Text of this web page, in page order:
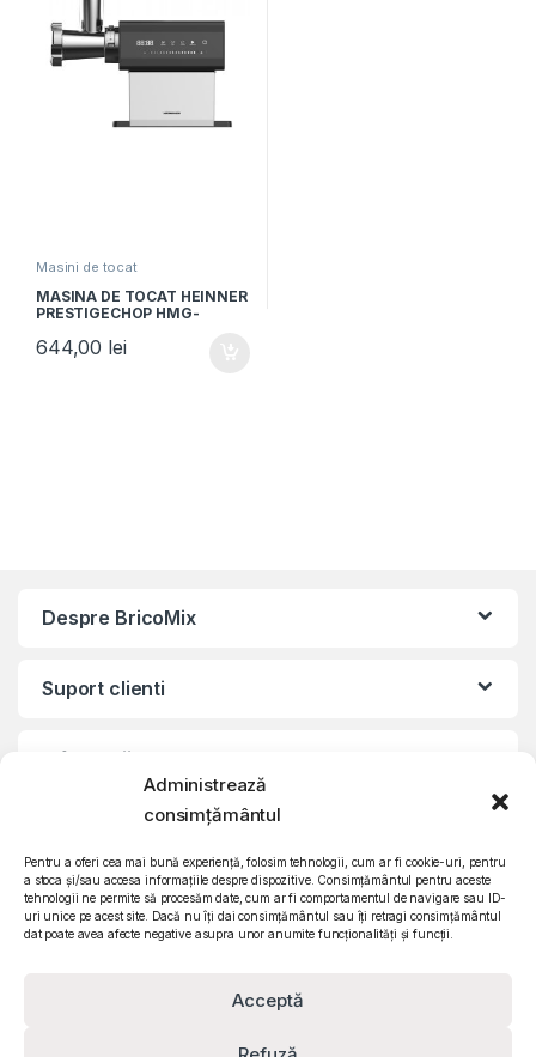
Administrează
consimțământul
Pentru a oferi cea mai bună experiență, folosim tehnologii, cum ar fi cookie-uri, pentru
a stoca și/sau accesa informațiile despre dispozitive. Consimțământul pentru aceste
tehnologii ne permite să procesăm date, cum ar fi comportamentul de navigare sau ID-
uri unice pe acest site. Dacă nu îți dai consimțământul sau îți retragi consimțământul
dat poate avea afecte negative asupra unor anumite funcționalități și funcții.
Acceptă
Masini de tocat
MASINA DE TOCAT HEINNER
PRESTIGECHOP HMG-
Motor DC, Control Touch,
Accesoriu Rosii, Kibbe,
644,00 lei
Despre BricoMix
Suport clienti
Informatii legale
©2010 – 2024 Quattro SRL